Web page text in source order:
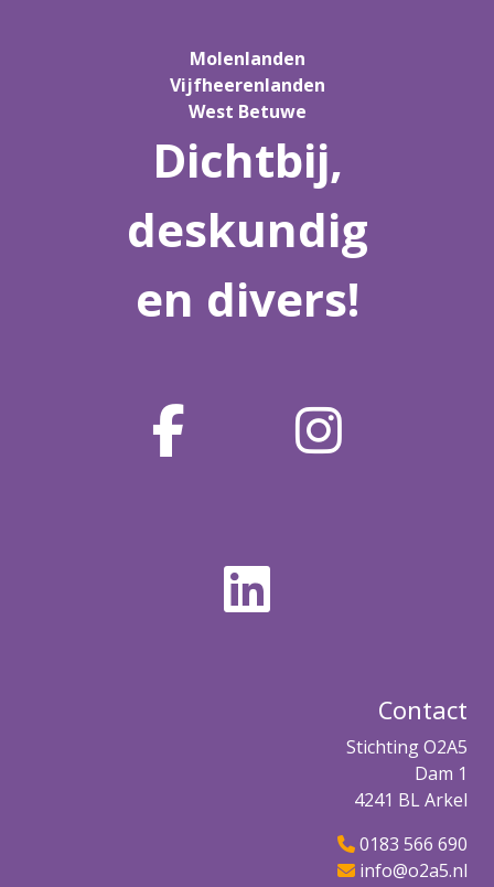
Molenlanden
Vijfheerenlanden
West Betuwe
Dichtbij,
deskundig
en divers!
Contact
Stichting O2A5
Dam 1
4241 BL Arkel
0183 566 690
info@o2a5.nl